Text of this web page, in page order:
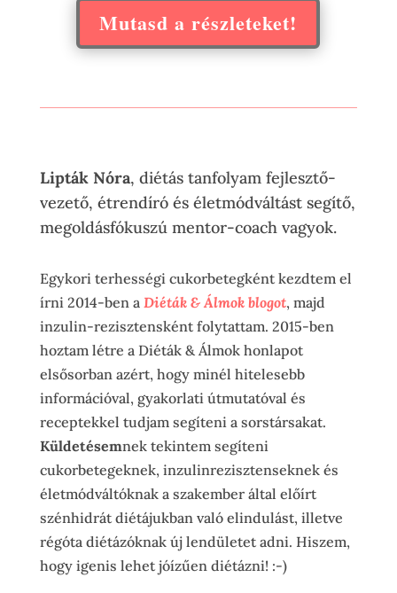
Mutasd a részleteket!
Lipták Nóra, diétás tanfolyam fejlesztő-
vezető, étrendíró és életmódváltást segítő,
megoldásfókuszú mentor-coach vagyok.
Egykori terhességi cukorbetegként kezdtem el
írni 2014-ben a Diéták & Álmok blogot, majd
inzulin-rezisztensként folytattam. 2015-ben
hoztam létre a Diéták & Álmok honlapot
elsősorban azért, hogy minél hitelesebb
információval, gyakorlati útmutatóval és
receptekkel tudjam segíteni a sorstársakat.
Küldetésemnek tekintem segíteni
cukorbetegeknek, inzulinrezisztenseknek és
életmódváltóknak a szakember által előírt
szénhidrát diétájukban való elindulást, illetve
régóta diétázóknak új lendületet adni. Hiszem,
hogy igenis lehet jóízűen diétázni! :-)